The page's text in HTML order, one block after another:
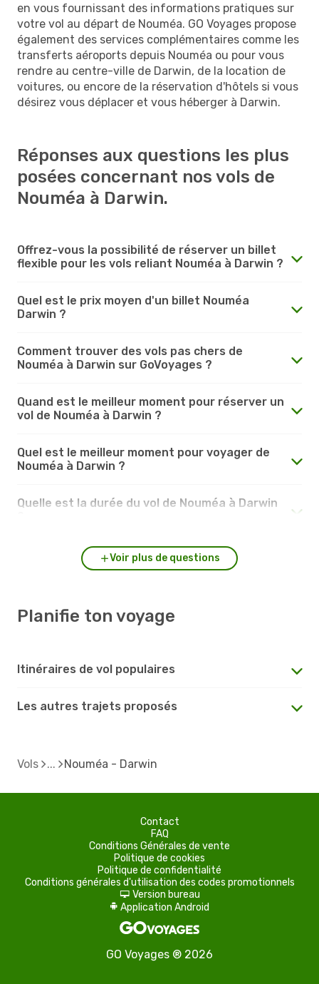
en vous fournissant des informations pratiques sur
votre vol au départ de Nouméa. GO Voyages propose
également des services complémentaires comme les
transferts aéroports depuis Nouméa ou pour vous
rendre au centre-ville de Darwin, de la location de
voitures, ou encore de la réservation d'hôtels si vous
désirez vous déplacer et vous héberger à Darwin.
Réponses aux questions les plus
posées concernant nos vols de
Nouméa à Darwin.
Offrez-vous la possibilité de réserver un billet
flexible pour les vols reliant Nouméa à Darwin ?
Quel est le prix moyen d'un billet Nouméa
Darwin ?
Comment trouver des vols pas chers de
Nouméa à Darwin sur GoVoyages ?
Quand est le meilleur moment pour réserver un
vol de Nouméa à Darwin ?
Quel est le meilleur moment pour voyager de
Nouméa à Darwin ?
Quelle est la durée du vol de Nouméa à Darwin
Voir plus de questions
Planifie ton voyage
Itinéraires de vol populaires
Les autres trajets proposés
Vols Nouméa - Darwin
Contact
FAQ
Conditions Générales de vente
Politique de cookies
Politique de confidentialité
Conditions générales d'utilisation des codes promotionnels
d Version bureau
A Application Android
GO Voyages ® 2026